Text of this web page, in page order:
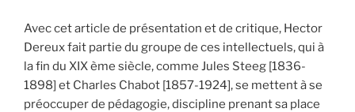
Avec cet article de présentation et de critique, Hector
Dereux fait partie du groupe de ces intellectuels, qui à
la fin du XIX ème siècle, comme Jules Steeg [1836-
1898] et Charles Chabot [1857-1924], se mettent à se
préoccuper de pédagogie, discipline prenant sa place